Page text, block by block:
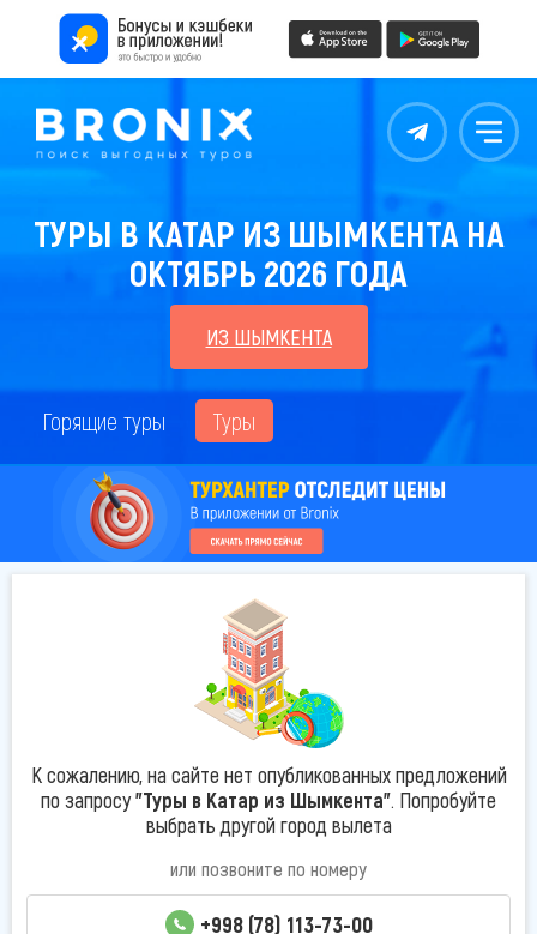
Контакты Меню
ТУРЫ В КАТАР ИЗ ШЫМКЕНТА НА
ОКТЯБРЬ 2026 ГОДА
ИЗ ШЫМКЕНТА
Горящие туры Туры
К сожалению, на сайте нет опубликованных предложений
по запросу"Туры в Катар из Шымкента". Попробуйте
выбрать другой город вылета
или позвоните по номеру
+998 (78) 113-73-00